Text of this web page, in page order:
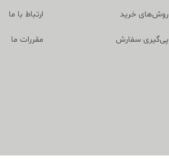
روش‌های خرید
پی‌گیری سفارش
ارتباط با ما
مقررات ما